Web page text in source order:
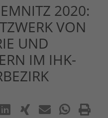
2020:
VON
UND
IM IHK-